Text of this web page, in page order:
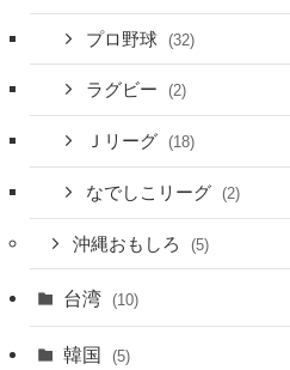
プロ野球 (32)
ラグビー (2)
Ｊリーグ (18)
なでしこリーグ (2)
沖縄おもしろ (5)
台湾 (10)
韓国 (5)